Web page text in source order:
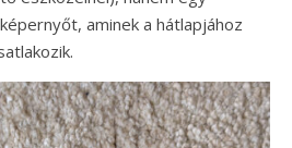
aminek a hátlapjához